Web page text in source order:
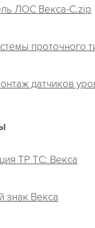
ЛОС Векса-С.zip
проточного
датчиков
ТР ТС: Векса
знак Векса